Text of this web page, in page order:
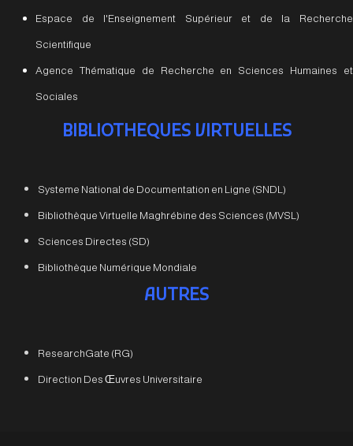
Espace de l'Enseignement Supérieur et de la Recherche
Scientifique
Agence Thématique de Recherche en Sciences Humaines et
Sociales
BIBLIOTHEQUES VIRTUELLES
Systeme National de Documentation en Ligne (SNDL)
Bibliothèque Virtuelle Maghrébine des Sciences (MVSL)
Sciences Directes (SD)
Bibliothèque Numérique Mondiale
AUTRES
ResearchGate (RG)
Direction Des Œuvres Universitaire